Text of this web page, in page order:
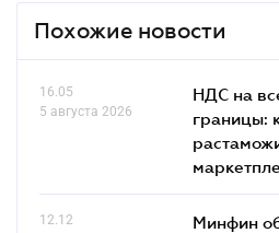
Похожие новости
16.05
5 августа 2026
НДС на
границы:
12.12
Минфин